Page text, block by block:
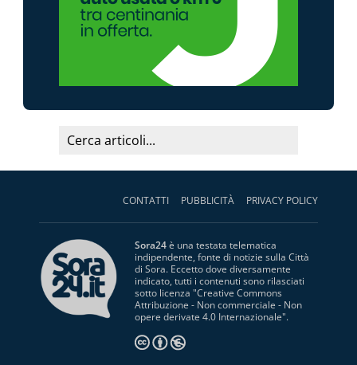
CONTATTI PUBBLICITÀ PRIVACY POLICY
Sora24è una testata telematica
indipendente, fonte di notizie sulla Città
di Sora. Eccetto dove diversamente
indicato, tutti i contenuti sono rilasciati
sotto licenza "Creative Commons
Attribuzione - Non commerciale - Non
opere derivate 4.0 Internazionale".